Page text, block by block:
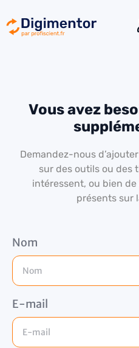
Vous avez
Demandez-nous
sur des outils ou des
intéressent, ou bien
présents sur
Nom
E-mail